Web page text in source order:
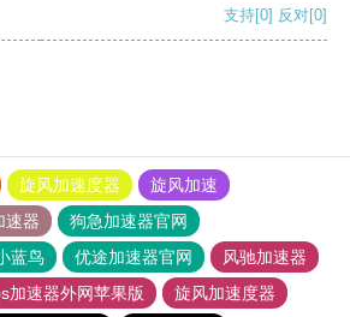
支持[0] 反对[0]
旋风加速度器
旋风加速
速器
狗急加速器官网
蓝鸟 优途加速器官网
风驰加速器
加速器外网苹果版
旋风加速度器